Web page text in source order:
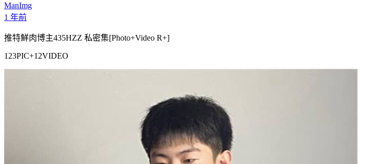
ManImg
1 年前
推特鮮肉博主435HZZ 私密集[Photo+Video R+]
123PIC+12VIDEO